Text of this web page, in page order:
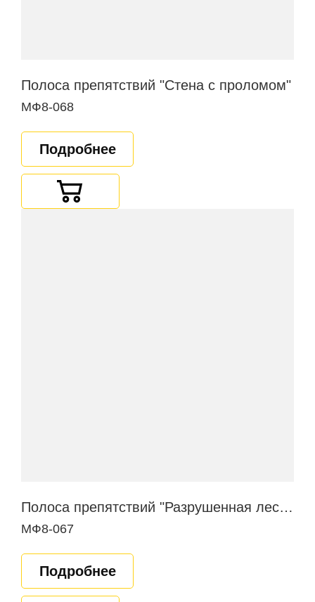
Полоса препятствий "Стена с проломом"
МФ8-068
Подробнее
Полоса препятствий "Разрушенная лестница"
МФ8-067
Подробнее